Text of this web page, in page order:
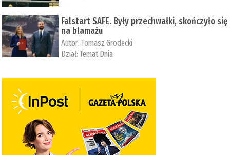
Falstart SAFE. Były przechwałki, skończyło się
na blamażu
Autor:Tomasz Grodecki
Dział:Temat Dnia